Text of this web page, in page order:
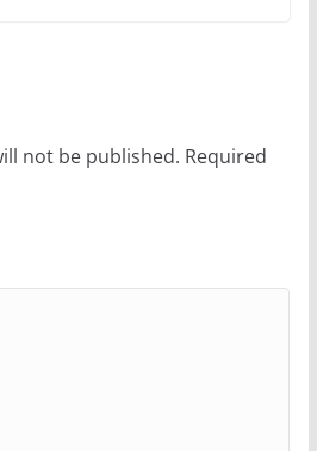
not be published. Required